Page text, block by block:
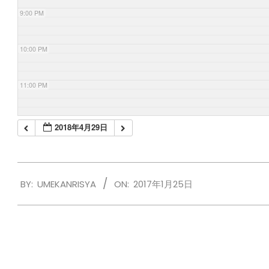
9:00 PM
10:00 PM
11:00 PM
2018年4月29日
01-
BY: UMEKANRISYA ON: 2017年1月25日